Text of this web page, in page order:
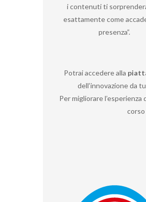
i contenuti ti
esattamente come
presenza”.
Potrai accedere alla
dell’innovazione da
Per migliorare